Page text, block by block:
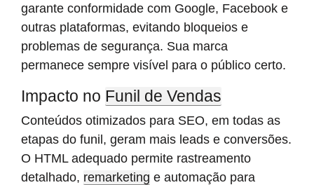
garante conformidade com Google, Facebook e
outras plataformas, evitando bloqueios e
problemas de segurança. Sua marca
permanece sempre visível para o público certo.
Impacto no Funil de Vendas
Conteúdos otimizados para SEO, em todas as
etapas do funil, geram mais leads e conversões.
O HTML adequado permite rastreamento
detalhado, remarketing e automação para